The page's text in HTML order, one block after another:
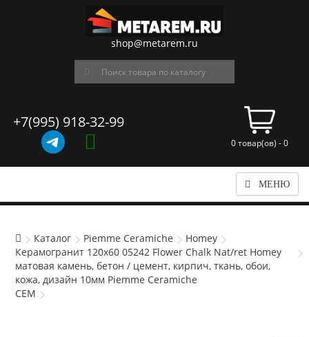
shop@metarem.ru
+7(995) 918-32-99
0 товар(ов) - 0
МЕНЮ
Каталог Piemme Ceramiche
Homey
Керамогранит 120x60 05242 Flower Chalk Nat/ret Homey
матовая камень, бетон / цемент, кирпич, ткань, обои,
кожа, дизайн 10мм Piemme Ceramiche
CEM